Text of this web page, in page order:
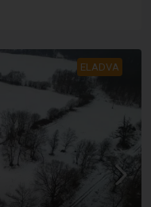
ELADVA